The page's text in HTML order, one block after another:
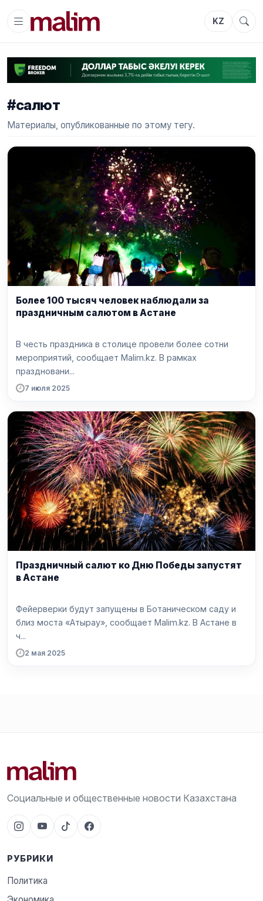
KZ
#салют
Материалы, опубликованные по этому тегу.
Более 100 тысяч человек наблюдали за
праздничным салютом в Астане
В честь праздника в столице провели более сотни
мероприятий, сообщает Malim.kz. В рамках
праздновани...
7 июля 2025
Праздничный салют ко Дню Победы запустят
в Астане
Фейерверки будут запущены в Ботаническом саду и
близ моста «Атырау», сообщает Malim.kz. В Астане в
ч...
2 мая 2025
Социальные и общественные новости Казахстана
РУБРИКИ
Политика